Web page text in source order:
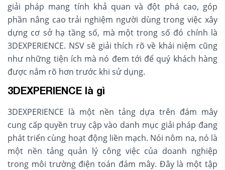
giải pháp mang tính khả quan và đột phá cao, góp
phần nâng cao trải nghiệm người dùng trong việc xây
dựng cơ sở hạ tầng số, mà một trong số đó chính là
3DEXPERIENCE. NSV sẽ giải thích rõ về khái niệm cũng
như những tiện ích mà nó đem tới để quý khách hàng
được nắm rõ hơn trước khi sử dụng.
3DEXPERIENCE là gì
3DEXPERIENCE là một nền tảng dựa trên đám mây
cung cấp quyền truy cập vào danh mục giải pháp đang
phát triển cùng hoạt động liền mạch. Nói nôm na, nó là
một nền tảng quản lý công việc của doanh nghiệp
trong môi trường điện toán đám mây. Đây là một tập